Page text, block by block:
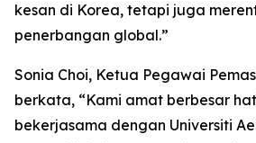
kesan di Korea, tetapi juga
penerbangan global.”
Sonia Choi, Ketua Pegawai
berkata, “Kami amat berbesar
bekerjasama dengan Universiti